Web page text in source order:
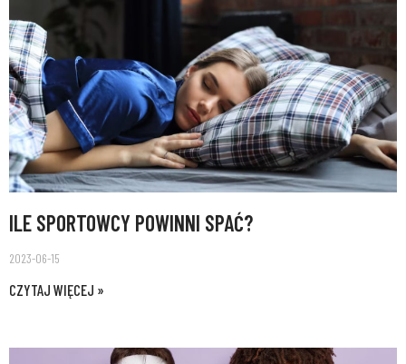
ILE SPORTOWCY POWINNI SPAĆ?
2023-06-15
CZYTAJ WIĘCEJ »